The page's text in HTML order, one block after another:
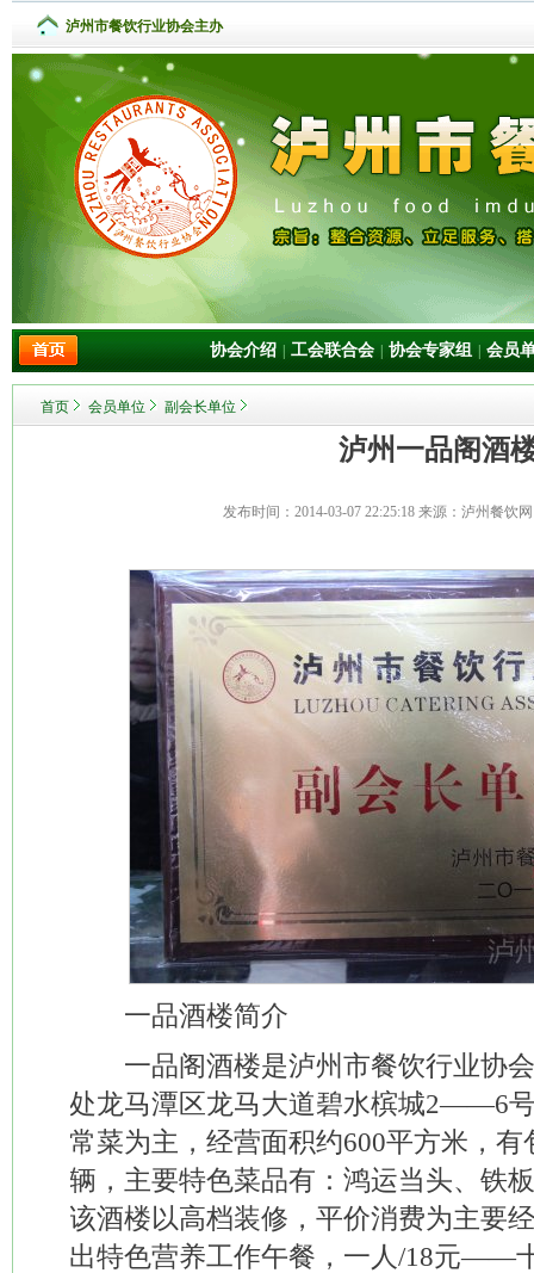
泸州市餐饮行业协会主办
协会介绍 工会联合会 协会专家组 会员
首页 会员单位 副会长单位
泸州一品阁酒
发布时间：2014-03-07 22:25:18 来源：泸州餐饮
一品酒楼简介
一品阁酒楼是泸州市餐饮行业协会
处龙马潭区龙马大道碧水槟城2——6
常菜为主，经营面积约600平方米，
辆，主要特色菜品有：鸿运当头、铁
该酒楼以高档装修，平价消费为主要
出特色营养工作午餐，一人/18元——